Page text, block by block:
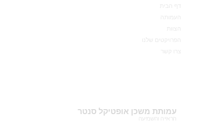
דף הבית
העמותה
הצוות
הפרויקטים שלנו
צרו קשר
עמותת משכן אופטיקל סנטר
הראייה והשמיעה